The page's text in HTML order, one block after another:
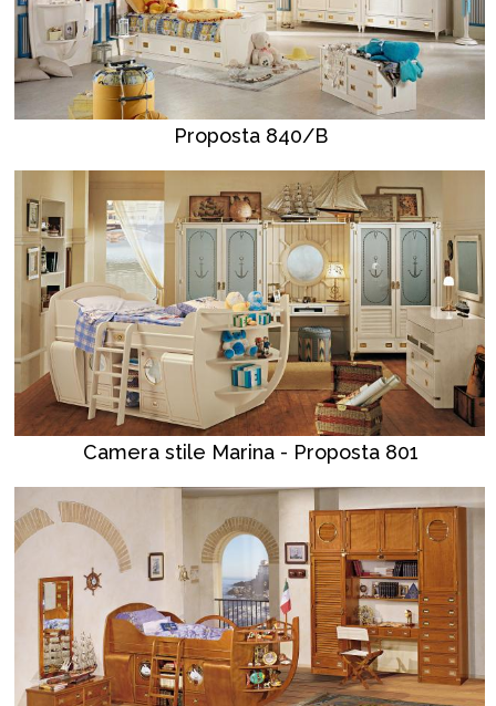
Proposta 840/B
Camera stile Marina - Proposta 801